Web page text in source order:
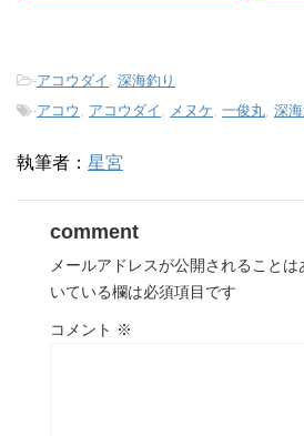
-アコウダイ
深海釣り
-アコウ アコウダイ メヌケ 一俊丸 深海
執筆者： 星宮
comment
メールアドレスが公開されることは
いている欄は必須項目です
コメント ※